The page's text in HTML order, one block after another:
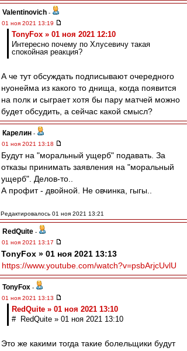
Valentinovich -
01 ноя 2021 13:19
TonyFox » 01 ноя 2021 12:10
Интересно почему по Хлусевичу такая
спокойная реакция?
А че тут обсуждать подписывают очередного
нуонейма из какого то днища, когда появится
на полк и сыграет хотя бы пару матчей можно
будет обсудить, а сейчас какой смысл?
Карелин -
01 ноя 2021 13:18
Будут на "моральный ущерб" подавать. За
отказы принимать заявления на "моральный
ущерб". Делов-то..
А профит - двойной. Не овчинка, гыгы..
Редактировалось 01 ноя 2021 13:21
RedQuite -
01 ноя 2021 13:17
TonyFox » 01 ноя 2021 13:13
https://www.youtube.com/watch?v=psbArjcUvlU
TonyFox -
01 ноя 2021 13:13
RedQuite » 01 ноя 2021 13:10
# RedQuite » 01 ноя 2021 13:10
Это же какими тогда такие болельщики будут